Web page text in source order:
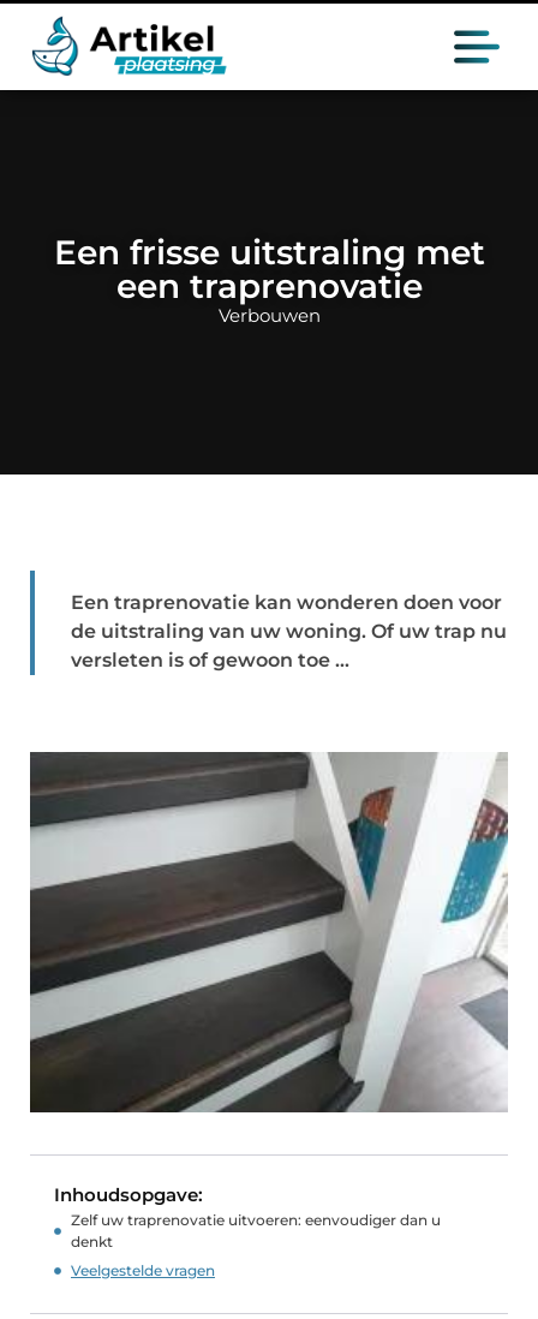
Een frisse uitstraling met
een traprenovatie
Verbouwen
Een traprenovatie kan wonderen doen voor
de uitstraling van uw woning. Of uw trap nu
versleten is of gewoon toe ...
Inhoudsopgave:
Zelf uw traprenovatie uitvoeren: eenvoudiger dan u
denkt
Veelgestelde vragen